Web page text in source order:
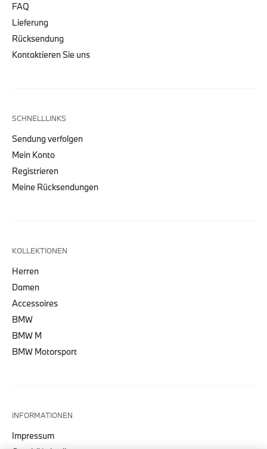
FAQ
Lieferung
Rücksendung
Kontaktieren Sie uns
SCHNELLLINKS
Sendung verfolgen
Mein Konto
Registrieren
Meine Rücksendungen
KOLLEKTIONEN
Herren
Damen
Accessoires
BMW
BMW M
BMW Motorsport
INFORMATIONEN
Impressum